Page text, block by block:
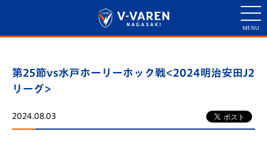
第25節vs水戸ホーリーホック戦<2024明治安田J2
リーグ>
2024.08.03